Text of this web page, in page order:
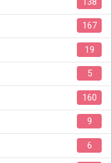
167
19
5
160
9
6